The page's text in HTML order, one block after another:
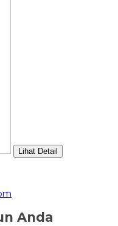
Lihat Detail
Anda